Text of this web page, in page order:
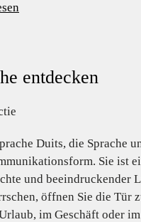
entdecken
Duits, die Sprache
Sie ist
und beeindruckender
öffnen Sie die Tür
im Geschäft oder